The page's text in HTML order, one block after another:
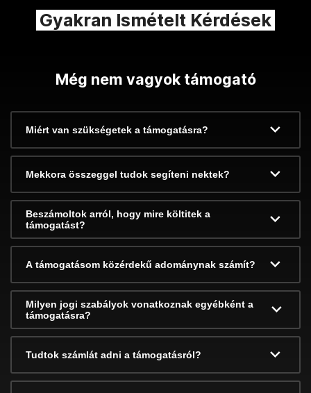
Gyakran Ismételt Kérdések
Még nem vagyok támogató
Miért van szükségetek a támogatásra?
Mekkora összeggel tudok segíteni nektek?
Beszámoltok arról, hogy mire költitek a
támogatást?
A támogatásom közérdekű adománynak számít?
Milyen jogi szabályok vonatkoznak egyébként a
támogatásra?
Tudtok számlát adni a támogatásról?